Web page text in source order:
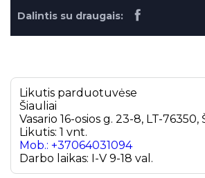
Dalintis su draugais:
Likutis parduotuvėse
Šiauliai
Vasario 16-osios g. 23-8, LT-76350,
Likutis: 1 vnt.
Mob.: +37064031094
Darbo laikas: I-V 9-18 val.